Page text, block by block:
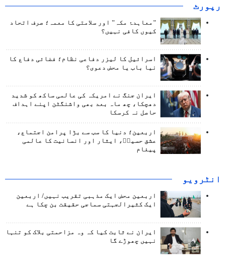
رپورٹ
"معاہدۂ مکہ" اور سلامتی کا معمہ؛ صرف اتحاد
کیوں کافی نہیں؟
اسرائیل کا لیزر دفاعی نظام؛ فضائی دفاع کا
نیا باب یا محض دعوی؟
ایران جنگ نے امریکہ کی عالمی ساکھ کو شدید
دھچکا، چھ ماہ بعد بھی واشنگٹن اپنے اہداف
حاصل نہ کرسکا
اربعین؛ دنیا کا سب سے بڑا پرامن اجتماع،
عشق حسینؑ، ایثار اور انسانیت کا عالمی
پیغام
انٹرويو
اربعین محض ایک مذہبی تقریب نہیں/ اربعین
ایک کثیرالجہتی سماجی حقیقت بن چکا ہے
ایران نے ثابت کیا کہ وہ مزاحمتی بلاک کو تنہا
نہیں چھوڑے گا